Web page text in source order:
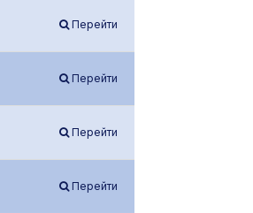
Перейти
Перейти
Перейти
Перейти